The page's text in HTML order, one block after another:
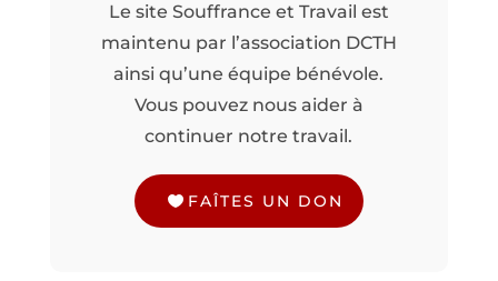
Le site Souffrance et Travail est
maintenu par l’association DCTH
ainsi qu’une équipe bénévole.
Vous pouvez nous aider à
continuer notre travail.
FAÎTES UN DON